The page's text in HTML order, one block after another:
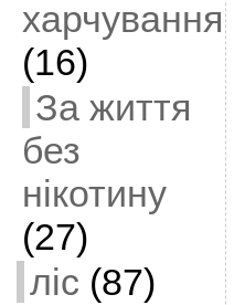
харчування
(16)
За життя
без
нікотину
(27)
ліс (87)